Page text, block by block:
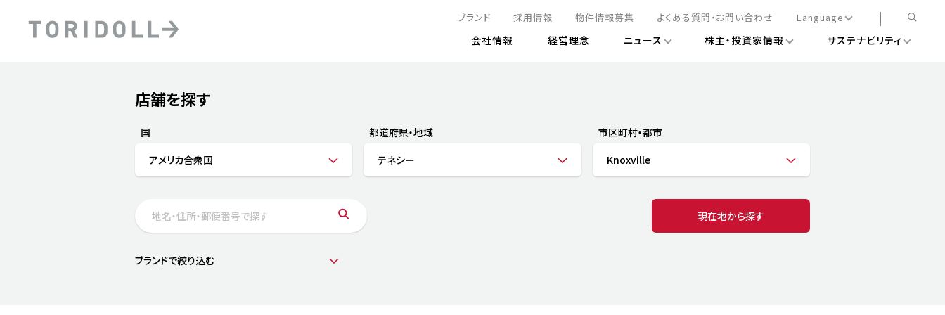
デジタルトランス
フォーメーション戦略
DXビジョン2028
有価証券報告書
財務情報
アナリストカバレッジ
株主優待について
粟田社長が語る
トリドールのサステナビリティ
コミュニケーション
資源循環に向けて
リスクマネジメント
サスティナビリティデータ
ブランド 採用情報 物件情報募集 よくある質問・お問い合わせ
Language
日本語
会社情報 経営理念 ニュース 株主・投資家情報 サステナビリティ
店舗を探す
国
アメリカ合衆国
都道府県・地域
テネシー
市区町村・都市
Knoxville
Submit a search.
現在地から探す
ブランドで絞り込む